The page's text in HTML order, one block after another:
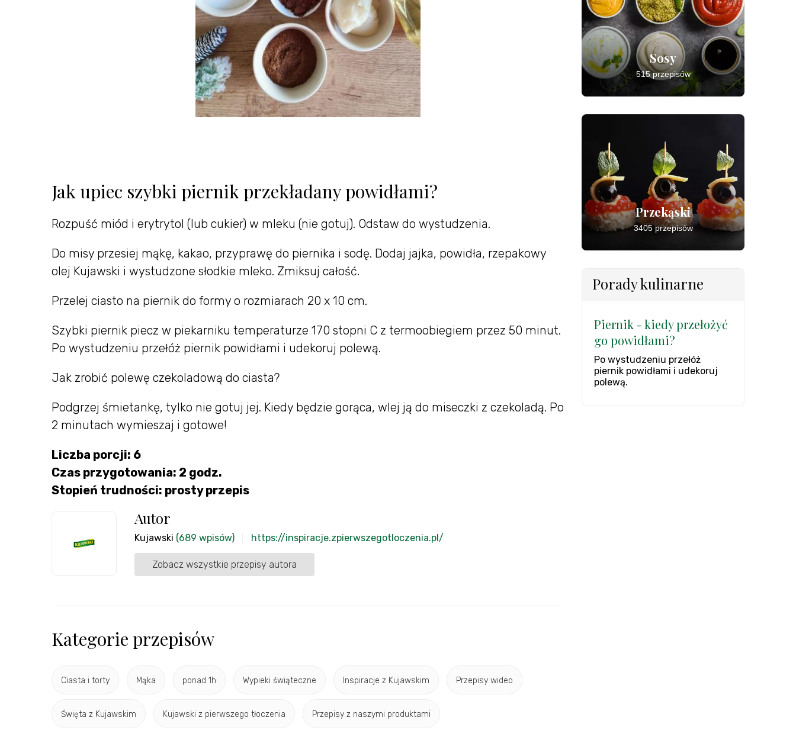
Jak upiec szybki piernik przekładany powidłami?
Rozpuść miód i erytrytol (lub cukier) w mleku (nie gotuj). Odstaw do wystudzenia.
Do misy przesiej mąkę, kakao, przyprawę do piernika i sodę. Dodaj jajka, powidła, rzepakowy
olej Kujawski i wystudzone słodkie mleko. Zmiksuj całość.
Przelej ciasto na piernik do formy o rozmiarach 20 x 10 cm.
Szybki piernik piecz w piekarniku temperaturze 170 stopni C z termoobiegiem przez 50 minut.
Po wystudzeniu przełóż piernik powidłami i udekoruj polewą.
Jak zrobić polewę czekoladową do ciasta?
Podgrzej śmietankę, tylko nie gotuj jej. Kiedy będzie gorąca, wlej ją do miseczki z czekoladą. Po
2 minutach wymieszaj i gotowe!
Liczba porcji: 6
Czas przygotowania: 2 godz.
Stopień trudności: prosty przepis
Autor
Kujawski (689 wpisów) https://inspiracje.zpierwszegotloczenia.pl/
Zobacz wszystkie przepisy autora
Kategorie przepisów
Ciasta i torty Mąka ponad 1h Wypieki świąteczne Inspiracje z Kujawskim Przepisy wideo
Święta z Kujawskim Kujawski z pierwszego tłoczenia Przepisy z naszymi produktami
Sosy
515 przepisów
Przekąski
3405 przepisów
Porady kulinarne
Piernik - kiedy przełożyć
go powidłami?
Po wystudzeniu przełóż
piernik powidłami i udekoruj
polewą.